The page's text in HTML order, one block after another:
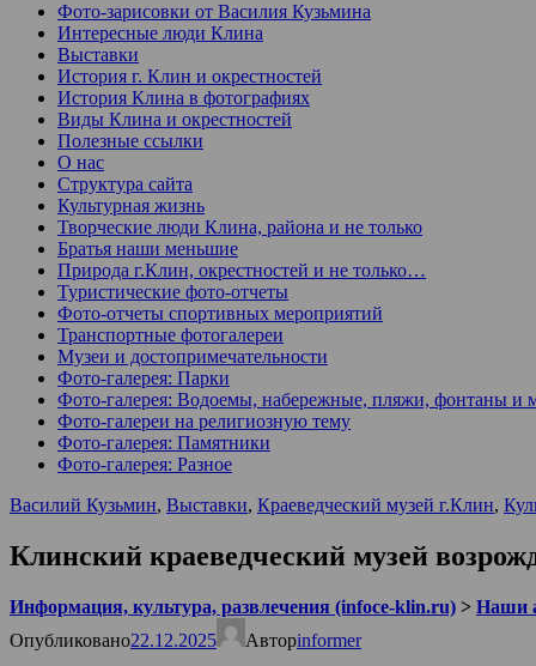
Фото-зарисовки от Василия Кузьмина
Интересные люди Клина
Выставки
История г. Клин и окрестностей
История Клина в фотографиях
Виды Клина и окрестностей
Полезные ссылки
О нас
Структура сайта
Культурная жизнь
Творческие люди Клина, района и не только
Братья наши меньшие
Природа г.Клин, окрестностей и не только…
Туристические фото-отчеты
Фото-отчеты спортивных мероприятий
Транспортные фотогалереи
Музеи и достопримечательности
Фото-галерея: Парки
Фото-галерея: Водоемы, набережные, пляжи, фонтаны и
Фото-галереи на религиозную тему
Фото-галерея: Памятники
Фото-галерея: Разное
Василий Кузьмин, Выставки, Краеведческий музей г.Клин,
Клинский краеведческий музей
Информация, культура, развлечения (infoce-klin.ru) > Наши
Опубликовано22.12.2025 Авторinformer